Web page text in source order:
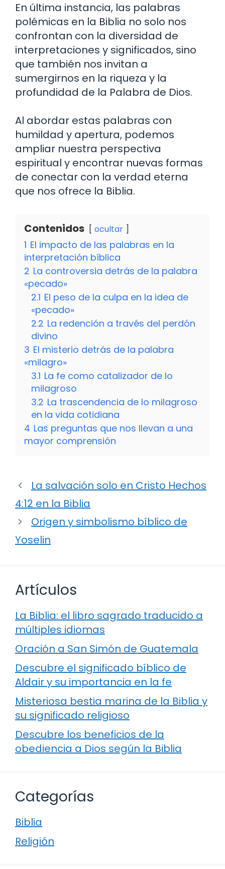
En última instancia, las palabras
polémicas en la Biblia no solo nos
confrontan con la diversidad de
interpretaciones y significados, sino
que también nos invitan a
sumergirnos en la riqueza y la
profundidad de la Palabra de Dios.
Al abordar estas palabras con
humildad y apertura, podemos
ampliar nuestra perspectiva
espiritual y encontrar nuevas formas
de conectar con la verdad eterna
que nos ofrece la Biblia.
Contenidos ocultar
1 El impacto de las palabras en la
interpretación bíblica
2 La controversia detrás de la palabra
«pecado»
2.1 El peso de la culpa en la idea de
«pecado»
2.2 La redención a través del perdón
divino
3 El misterio detrás de la palabra
«milagro»
3.1 La fe como catalizador de lo
milagroso
3.2 La trascendencia de lo milagroso
en la vida cotidiana
4 Las preguntas que nos llevan a una
mayor comprensión
La salvación solo en Cristo Hechos
4:12 en la Biblia
Origen y simbolismo bíblico de
Yoselin
Artículos
La Biblia: el libro sagrado traducido a
múltiples idiomas
Oración a San Simón de Guatemala
Descubre el significado bíblico de
Aldair y su importancia en la fe
Misteriosa bestia marina de la Biblia y
su significado religioso
Descubre los beneficios de la
obediencia a Dios según la Biblia
Categorías
Biblia
Religión